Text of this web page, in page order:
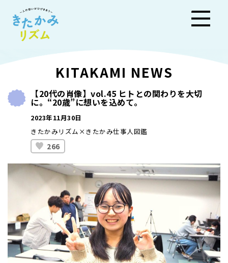
きた
かみ
リズ
ム
KITAKAMI NEWS
【20代の肖像】vol.45 ヒトとの関わりを大切
に。“20歳”に想いを込めて。
2023年11月30日
きたかみリズム×きたかみ仕事人図鑑
266